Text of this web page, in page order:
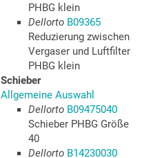
PHBG klein
Dellorto B09365
Reduzierung zwischen
Vergaser und Luftfilter
PHBG klein
Schieber
Allgemeine Auswahl
Dellorto B09475040
Schieber PHBG Größe
40
Dellorto B14230030